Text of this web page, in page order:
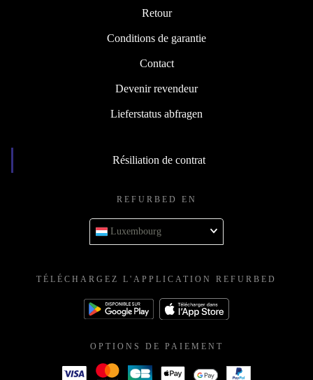
Retour
Conditions de garantie
Contact
Devenir revendeur
Lieferstatus abfragen
Résiliation de contrat
REFURBED EN
Luxembourg
TÉLÉCHARGEZ L'APPLICATION REFURBED
OPTIONS DE PAIEMENT